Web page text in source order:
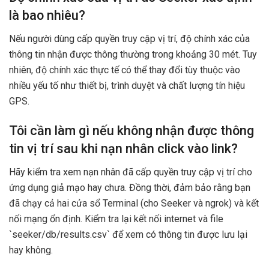
là bao nhiêu?
Nếu người dùng cấp quyền truy cập vị trí, độ chính xác của
thông tin nhận được thông thường trong khoảng 30 mét. Tuy
nhiên, độ chính xác thực tế có thể thay đổi tùy thuộc vào
nhiều yếu tố như thiết bị, trình duyệt và chất lượng tín hiệu
GPS.
Tôi cần làm gì nếu không nhận được thông
tin vị trí sau khi nạn nhân click vào link?
Hãy kiểm tra xem nạn nhân đã cấp quyền truy cập vị trí cho
ứng dụng giả mạo hay chưa. Đồng thời, đảm bảo rằng bạn
đã chạy cả hai cửa sổ Terminal (cho Seeker và ngrok) và kết
nối mạng ổn định. Kiểm tra lại kết nối internet và file
`seeker/db/results.csv` để xem có thông tin được lưu lại
hay không.